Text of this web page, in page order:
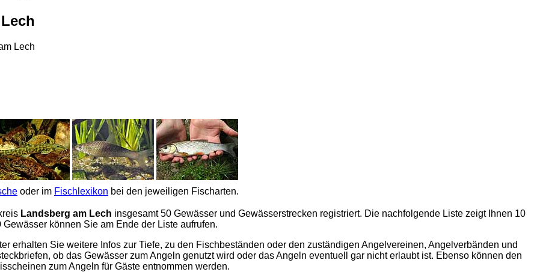
Lech
oder im Fischlexikon bei den jeweiligen Fischarten.
Landsberg am Lech insgesamt 50 Gewässer und Gewässerstrecken registriert. Die nachfolgende Liste zeigt Ihnen 10
können Sie am Ende der Liste aufrufen.
erhalten Sie weitere Infos zur Tiefe, zu den Fischbeständen oder den zuständigen Angelvereinen, Angelverbänden und
ob das Gewässer zum Angeln genutzt wird oder das Angeln eventuell gar nicht erlaubt ist. Ebenso können den
zum Angeln für Gäste entnommen werden.